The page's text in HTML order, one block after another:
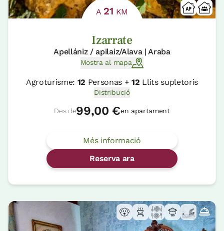
A 21 KM
Izarrate
Apellániz / apilaiz/Alava | Araba
Mostra al mapa
Agroturisme: 12 Personas +12 Llits supletoris
Distribució
Des de99,00 €en apartament
Més informació
Reserva ara